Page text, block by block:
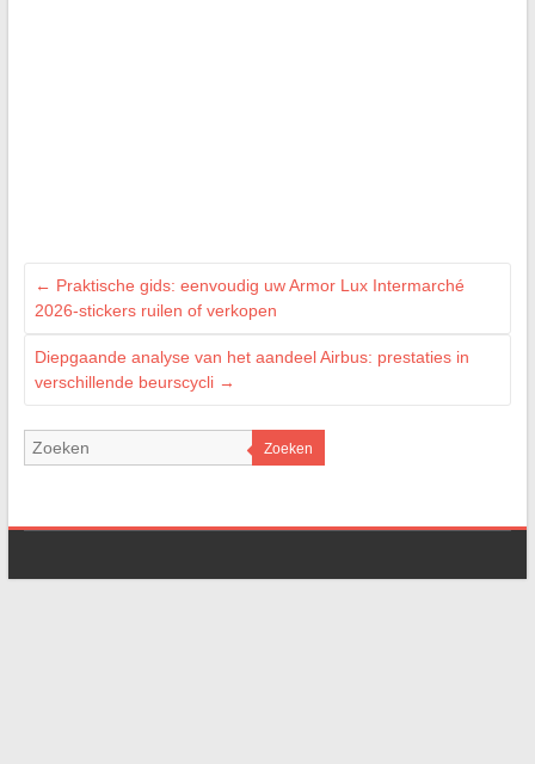
← Praktische gids: eenvoudig uw Armor Lux Intermarché
2026-stickers ruilen of verkopen
Diepgaande analyse van het aandeel Airbus: prestaties in
verschillende beurscycli →
Zoeken